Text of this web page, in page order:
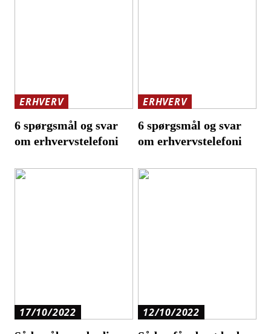
ERHVERV
6 spørgsmål og svar
om erhvervstelefoni
ERHVERV
6 spørgsmål og svar
om erhvervstelefoni
17/10/2022
12/10/2022